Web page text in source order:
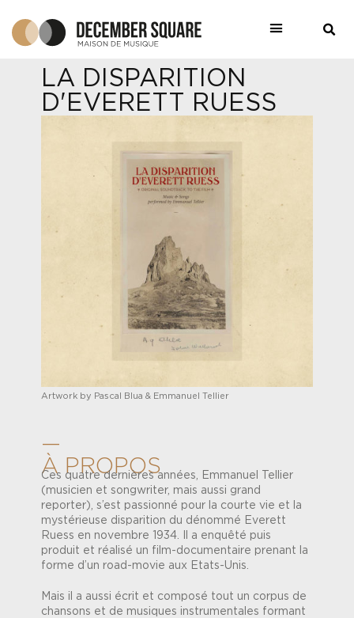
LA DISPARITION
D'EVERETT RUESS
Artwork by Pascal Blua & Emmanuel Tellier
—
À PROPOS
Ces quatre dernières années, Emmanuel Tellier
(musicien et songwriter, mais aussi grand
reporter), s’est passionné pour la courte vie et la
mystérieuse disparition du dénommé Everett
Ruess en novembre 1934. Il a enquêté puis
produit et réalisé un film-documentaire prenant la
forme d’un road-movie aux Etats-Unis.
Mais il a aussi écrit et composé tout un corpus de
chansons et de musiques instrumentales formant